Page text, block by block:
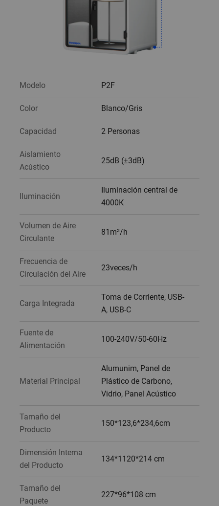
Modelo P2F
Color Blanco/Gris
Capacidad 2 Personas
Aislamiento
Acústico
25dB (±3dB)
Iluminación
Iluminación central de
4000K
Volumen de Aire
Circulante
81m³/h
Frecuencia de
Circulación del Aire
23veces/h
Carga Integrada
Toma de Corriente, USB-
A, USB-C
Fuente de
Alimentación
100-240V/50-60Hz
Material Principal
Alumunim, Panel de
Plástico de Carbono,
Vidrio, Panel Acústico
Tamaño del
Producto
150*123,6*234,6cm
Dimensión Interna
del Producto
134*1120*214 cm
Tamaño del
Paquete
227*96*108 cm